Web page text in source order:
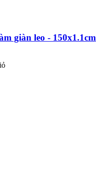
giàn leo - 150x1.1cm